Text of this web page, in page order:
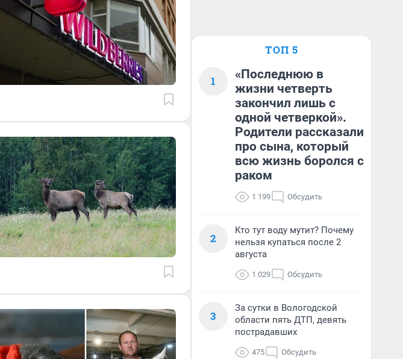
ТОП 5
1
«Последнюю в
жизни четверть
закончил лишь с
одной четверкой».
Родители рассказали
про сына, который
всю жизнь боролся с
раком
1 199 Обсудить
2
Кто тут воду мутит? Почему
нельзя купаться после 2
августа
1 029 Обсудить
3
За сутки в Вологодской
области пять ДТП, девять
пострадавших
475 Обсудить